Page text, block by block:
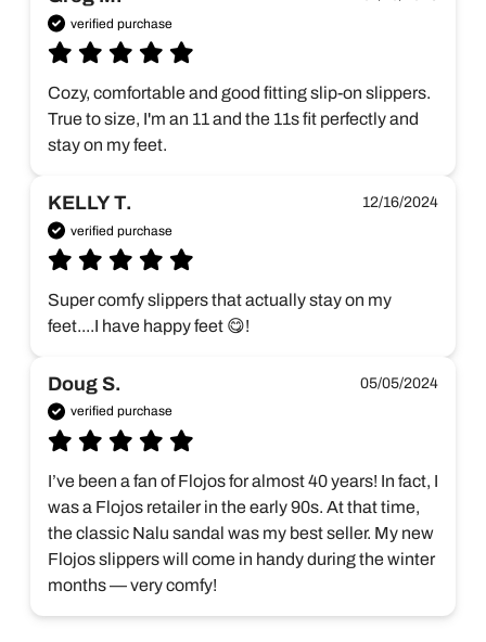
verified purchase
Cozy, comfortable and good fitting slip-on slippers.
True to size, I'm an 11 and the 11s fit perfectly and
stay on my feet.
KELLY T. 12/16/2024
verified purchase
Super comfy slippers that actually stay on my
feet....I have happy feet 😋!
Doug S. 05/05/2024
verified purchase
I’ve been a fan of Flojos for almost 40 years! In fact, I
was a Flojos retailer in the early 90s. At that time,
the classic Nalu sandal was my best seller. My new
Flojos slippers will come in handy during the winter
months — very comfy!